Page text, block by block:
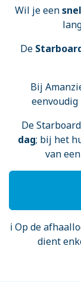
Wil je een
De
Bij
eenvoudig
De
dag; bij het
van
ℹ️ Op de
dient